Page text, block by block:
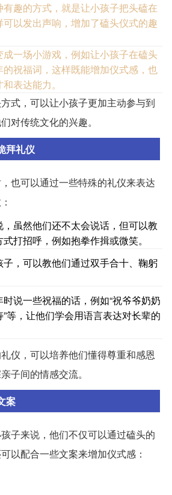
趣的方式，就是让小孩子把头磕在
以发出声响，增加了磕头仪式的趣
一场小游戏，例如让小孩子在磕头
祝福词，这样既能增加仪式感，也
表达能力。
式，可以让小孩子更加主动参与到
对传统文化的兴趣。
拜礼仪
也可以通过一些特殊的礼仪来表达
虽然他们还不太会说话，但可以教
打招呼，例如抱拳作揖或微笑。
，可以教他们通过双手合十、鞠躬
说一些祝福的话，例如“祝爷爷奶奶
等，让他们学会用语言表达对长辈的
仪，可以培养他们懂得尊重和感恩
子间的情感交流。
案
子来说，他们不仅可以通过磕头的
以配合一些文案来增加仪式感：